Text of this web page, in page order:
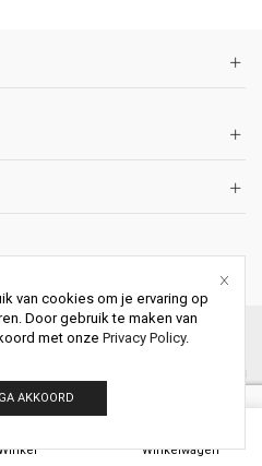
Schouwen. All Rights Reserved.
Winkelwagen
van cookies om je ervaring op
Door gebruik te maken van
met onze Privacy Policy.
AKKOORD